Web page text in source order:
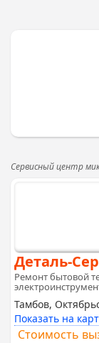
Сервисный центр
Деталь-
Ремонт бытовой
Тамбов,
Показать на
Стоимость